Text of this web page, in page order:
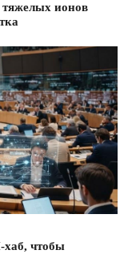
ионов
хаб, чтобы